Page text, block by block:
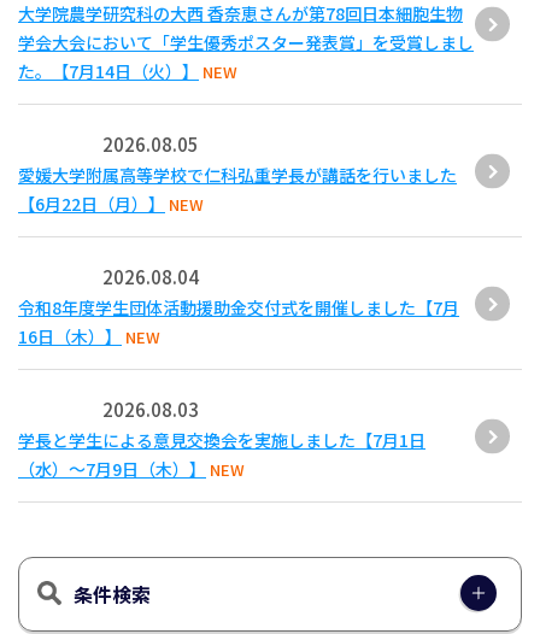
大学院農学研究科の大西 香奈恵さんが第78回日本細胞生物
学会大会において「学生優秀ポスター発表賞」を受賞しまし
た。【7月14日（火）】
NEW
2026.08.05
愛媛大学附属高等学校で仁科弘重学長が講話を行いました
【6月22日（月）】
NEW
2026.08.04
令和8年度学生団体活動援助金交付式を開催しました【7月
16日（木）】
NEW
2026.08.03
学長と学生による意見交換会を実施しました【7月1日
（水）～7月9日（木）】
NEW
条件検索